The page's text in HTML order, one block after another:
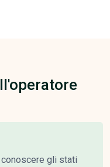
conoscere gli stati